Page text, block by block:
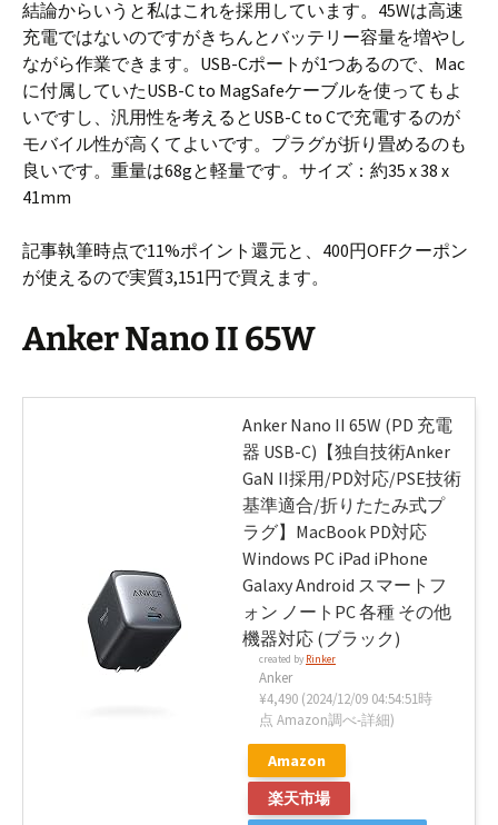
結論からいうと私はこれを採用しています。45Wは高速
充電ではないのですがきちんとバッテリー容量を増やし
ながら作業できます。USB-Cポートが1つあるので、Mac
に付属していたUSB-C to MagSafeケーブルを使ってもよ
いですし、汎用性を考えるとUSB-C to Cで充電するのが
モバイル性が高くてよいです。プラグが折り畳めるのも
良いです。重量は68gと軽量です。サイズ：約35 x 38 x
41mm
記事執筆時点で11%ポイント還元と、400円OFFクーポン
が使えるので実質3,151円で買えます。
Anker Nano II 65W
Anker Nano II 65W (PD 充電
器 USB-C)【独自技術Anker
GaN II採用/PD対応/PSE技術
基準適合/折りたたみ式プ
ラグ】MacBook PD対応
Windows PC iPad iPhone
Galaxy Android スマートフ
ォン ノートPC 各種 その他
機器対応 (ブラック)
created by Rinker
Anker
¥4,490 (2024/12/09 04:54:51時
点 Amazon調べ-詳細)
Amazon
楽天市場